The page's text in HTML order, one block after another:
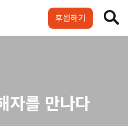
후원하기
자를 만나다